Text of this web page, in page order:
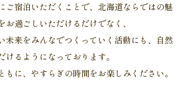
ご宿泊いただくことで、北海道ならではの魅
お過ごしいただけるだけでなく、
未来をみんなでつくっていく活動にも、自然
けるようになっております。
もに、やすらぎの時間をお楽しみください。